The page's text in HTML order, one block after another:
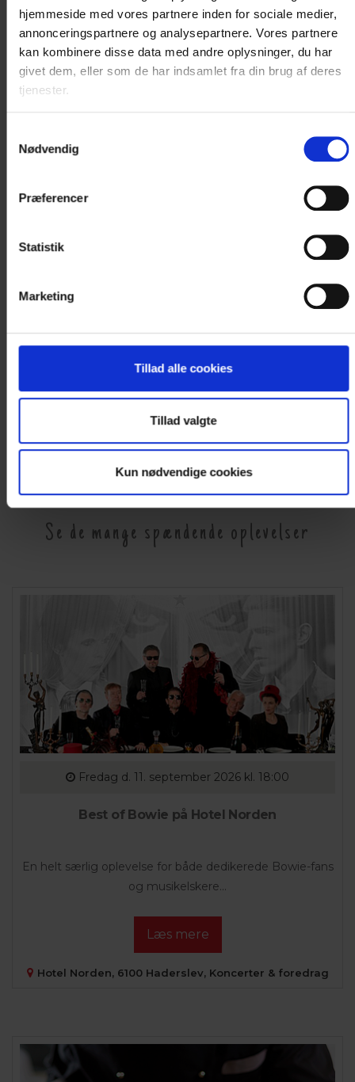
hjemmeside med vores partnere inden for sociale medier,
annonceringspartnere og analysepartnere. Vores partnere
kan kombinere disse data med andre oplysninger, du har
givet dem, eller som de har indsamlet fra din brug af deres
tjenester.
Nødvendig
Præferencer
Statistik
Marketing
Tillad alle cookies
Tillad valgte
Kun nødvendige cookies
Dam.
Se galleri
ARRANGEMENTER
Se de mange spændende oplevelser
Fredag d. 11. september 2026 kl. 18:00
Best of Bowie på Hotel Norden
En helt særlig oplevelse for både dedikerede Bowie-fans
og musikelskere...
Læs mere
Hotel Norden, 6100 Haderslev, Koncerter & foredrag